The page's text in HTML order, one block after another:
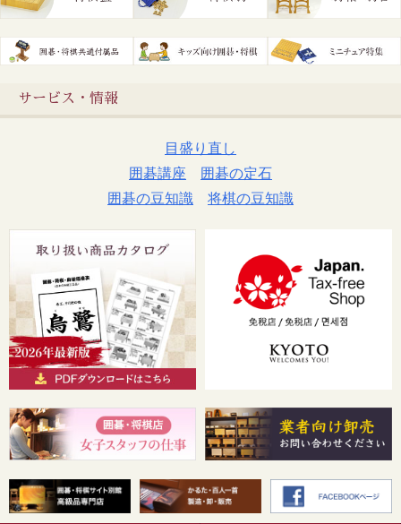
サービス・情報
目盛り直し
囲碁講座
囲碁の定石
囲碁の豆知識
将棋の豆知識